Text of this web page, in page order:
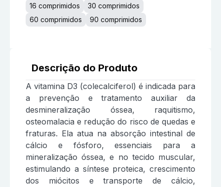
16 comprimidos
30 comprimidos
60 comprimidos
90 comprimidos
Descrição do Produto
A vitamina D3 (colecalciferol) é indicada para
a prevenção e tratamento auxiliar da
desmineralização óssea, raquitismo,
osteomalacia e redução do risco de quedas e
fraturas. Ela atua na absorção intestinal de
cálcio e fósforo, essenciais para a
mineralização óssea, e no tecido muscular,
estimulando a síntese proteica, crescimento
dos miócitos e transporte de cálcio,